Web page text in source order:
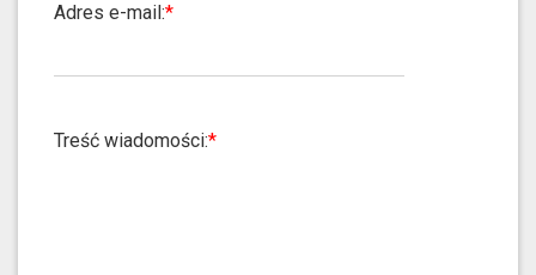
Adres e-mail:
Treść wiadomości: